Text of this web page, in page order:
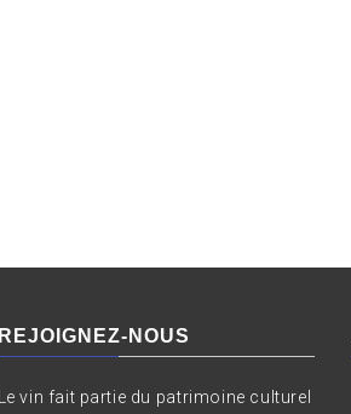
REJOIGNEZ-NOUS
Le vin fait partie du patrimoine culturel